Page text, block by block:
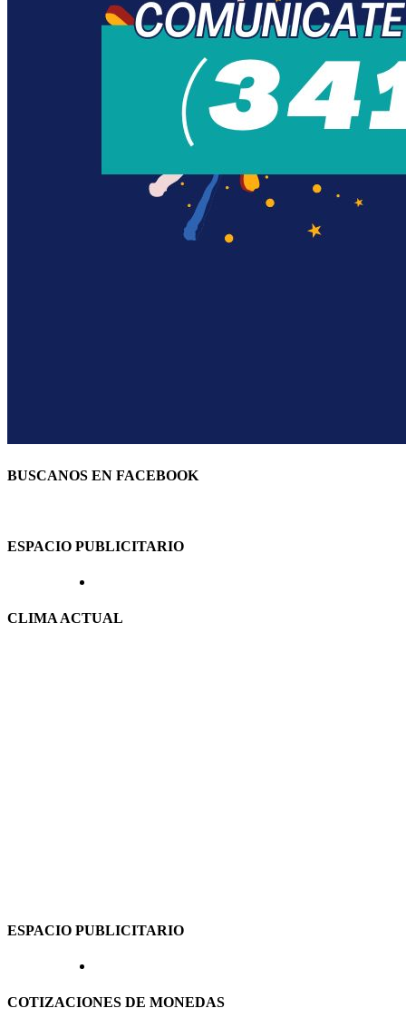
BUSCANOS EN FACEBOOK
ESPACIO PUBLICITARIO
CLIMA ACTUAL
ESPACIO PUBLICITARIO
COTIZACIONES DE MONEDAS